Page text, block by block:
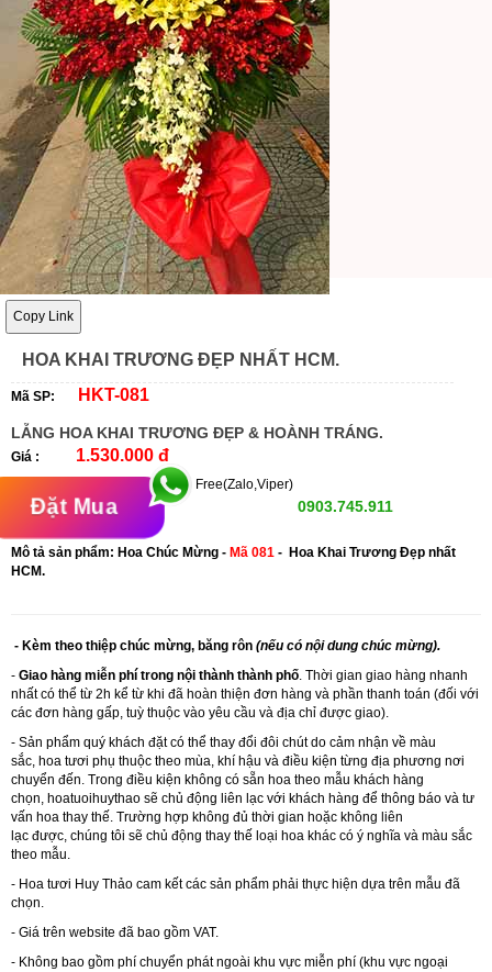
Copy Link
HOA KHAI TRƯƠNG ĐẸP NHẤT HCM.
Mã SP: HKT-081
LẴNG HOA KHAI TRƯƠNG ĐẸP & HOÀNH TRÁNG.
Giá : 1.530.000 đ
Đặt Mua
Free(Zalo,Viper)
0903.745.911
Mô tả sản phẩm: Hoa Chúc Mừng - Mã 081 - Hoa Khai Trương Đẹp nhất
HCM.
- Kèm theo thiệp chúc mừng, băng rôn (nếu có nội dung chúc mừng).
- Giao hàng miễn phí trong nội thành thành phố. Thời gian giao hàng nhanh
nhất có thể từ 2h kể từ khi đã hoàn thiện đơn hàng và phần thanh toán (đối với
các đơn hàng gấp, tuỳ thuộc vào yêu cầu và địa chỉ được giao).
- Sản phẩm quý khách đặt có thể thay đổi đôi chút do cảm nhận về màu
sắc, hoa tươi phụ thuộc theo mùa, khí hậu và điều kiện từng địa phương nơi
chuyển đến. Trong điều kiện không có sẵn hoa theo mẫu khách hàng
chọn, hoatuoihuythao sẽ chủ động liên lạc với khách hàng để thông báo và tư
vấn hoa thay thế. Trường hợp không đủ thời gian hoặc không liên
lạc được, chúng tôi sẽ chủ động thay thế loại hoa khác có ý nghĩa và màu sắc
theo mẫu.
- Hoa tươi Huy Thảo cam kết các sản phẩm phải thực hiện dựa trên mẫu đã
chọn.
- Giá trên website đã bao gồm VAT.
- Không bao gồm phí chuyển phát ngoài khu vực miễn phí (khu vực ngoại